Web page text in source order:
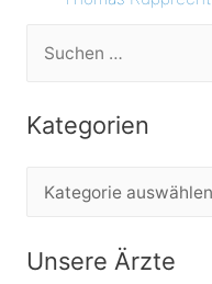
a
Kategorien
tUnsere Ärzte